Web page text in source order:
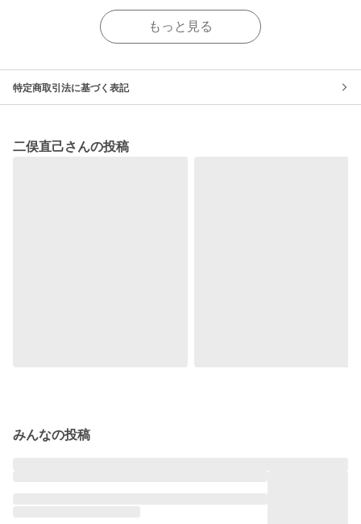
もっと見る
特定商取引法に基づく表記
二俣直己さんの投稿
みんなの投稿